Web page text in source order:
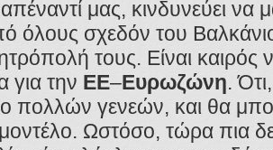
μας, κινδυνεύει να
όλους σχεδόν του
τους. Είναι καιρός
για την ΕΕ–Ευρωζώνη.
πολλών γενεών, και θα
Ωστόσο, τώρα πια